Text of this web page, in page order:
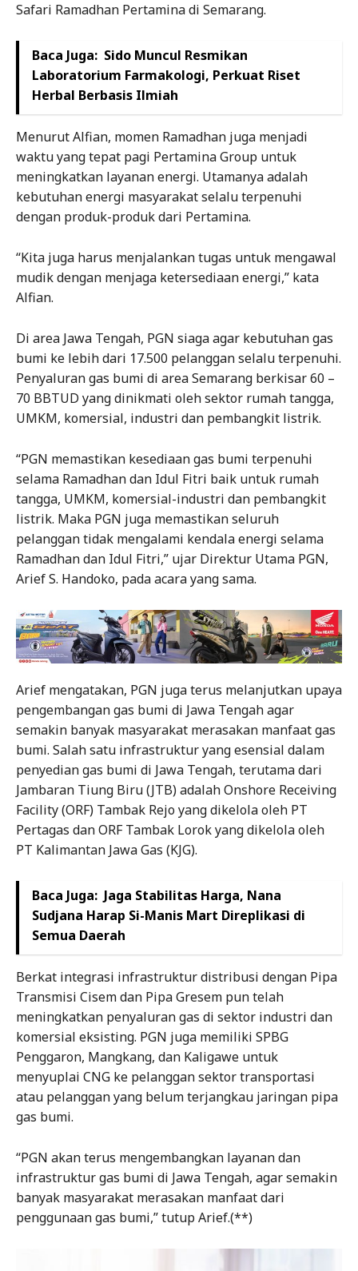
Safari Ramadhan Pertamina di Semarang.
Baca Juga: Sido Muncul Resmikan
Laboratorium Farmakologi, Perkuat Riset
Herbal Berbasis Ilmiah
Menurut Alfian, momen Ramadhan juga menjadi
waktu yang tepat pagi Pertamina Group untuk
meningkatkan layanan energi. Utamanya adalah
kebutuhan energi masyarakat selalu terpenuhi
dengan produk-produk dari Pertamina.
“Kita juga harus menjalankan tugas untuk mengawal
mudik dengan menjaga ketersediaan energi,” kata
Alfian.
Di area Jawa Tengah, PGN siaga agar kebutuhan gas
bumi ke lebih dari 17.500 pelanggan selalu terpenuhi.
Penyaluran gas bumi di area Semarang berkisar 60 –
70 BBTUD yang dinikmati oleh sektor rumah tangga,
UMKM, komersial, industri dan pembangkit listrik.
“PGN memastikan kesediaan gas bumi terpenuhi
selama Ramadhan dan Idul Fitri baik untuk rumah
tangga, UMKM, komersial-industri dan pembangkit
listrik. Maka PGN juga memastikan seluruh
pelanggan tidak mengalami kendala energi selama
Ramadhan dan Idul Fitri,” ujar Direktur Utama PGN,
Arief S. Handoko, pada acara yang sama.
Arief mengatakan, PGN juga terus melanjutkan upaya
pengembangan gas bumi di Jawa Tengah agar
semakin banyak masyarakat merasakan manfaat gas
bumi. Salah satu infrastruktur yang esensial dalam
penyedian gas bumi di Jawa Tengah, terutama dari
Jambaran Tiung Biru (JTB) adalah Onshore Receiving
Facility (ORF) Tambak Rejo yang dikelola oleh PT
Pertagas dan ORF Tambak Lorok yang dikelola oleh
PT Kalimantan Jawa Gas (KJG).
Baca Juga: Jaga Stabilitas Harga, Nana
Sudjana Harap Si-Manis Mart Direplikasi di
Semua Daerah
Berkat integrasi infrastruktur distribusi dengan Pipa
Transmisi Cisem dan Pipa Gresem pun telah
meningkatkan penyaluran gas di sektor industri dan
komersial eksisting. PGN juga memiliki SPBG
Penggaron, Mangkang, dan Kaligawe untuk
menyuplai CNG ke pelanggan sektor transportasi
atau pelanggan yang belum terjangkau jaringan pipa
gas bumi.
“PGN akan terus mengembangkan layanan dan
infrastruktur gas bumi di Jawa Tengah, agar semakin
banyak masyarakat merasakan manfaat dari
penggunaan gas bumi,” tutup Arief.(**)